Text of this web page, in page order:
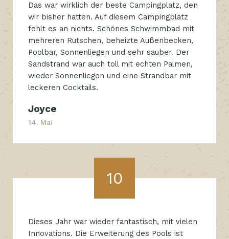
Das war wirklich der beste Campingplatz, den
wir bisher hatten. Auf diesem Campingplatz
fehlt es an nichts. Schönes Schwimmbad mit
mehreren Rutschen, beheizte Außenbecken,
Poolbar, Sonnenliegen und sehr sauber. Der
Sandstrand war auch toll mit echten Palmen,
wieder Sonnenliegen und eine Strandbar mit
leckeren Cocktails.
Joyce
14. Mai
10
Dieses Jahr war wieder fantastisch, mit vielen
Innovations. Die Erweiterung des Pools ist